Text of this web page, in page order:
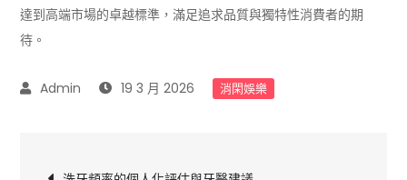
達到高端市場的卓越標準，滿足追求品質與獨特性消費者的期
待。
19 3 月 2026 消閑娛樂